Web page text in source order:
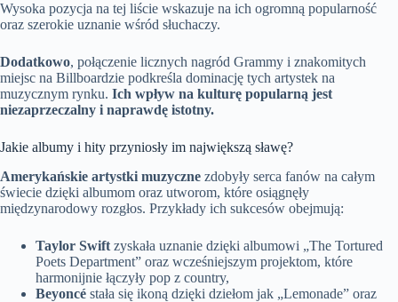
Wysoka pozycja na tej liście wskazuje na ich ogromną popularność
oraz szerokie uznanie wśród słuchaczy.
Dodatkowo, połączenie licznych nagród Grammy i znakomitych
miejsc na Billboardzie podkreśla dominację tych artystek na
muzycznym rynku. Ich wpływ na kulturę popularną jest
niezaprzeczalny i naprawdę istotny.
Jakie albumy i hity przyniosły im największą sławę?
Amerykańskie artystki muzyczne zdobyły serca fanów na całym
świecie dzięki albumom oraz utworom, które osiągnęły
międzynarodowy rozgłos. Przykłady ich sukcesów obejmują:
Taylor Swift zyskała uznanie dzięki albumowi „The Tortured
Poets Department” oraz wcześniejszym projektom, które
harmonijnie łączyły pop z country,
Beyoncé stała się ikoną dzięki dziełom jak „Lemonade” oraz